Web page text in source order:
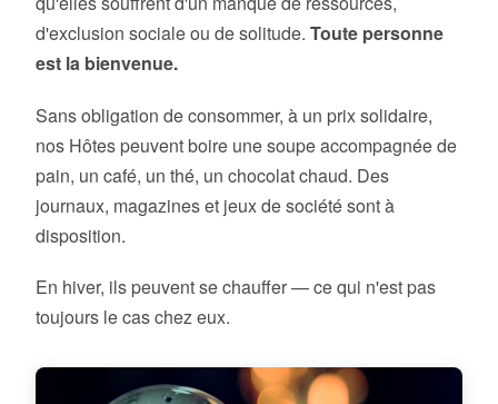
d'exclusion sociale ou de solitude. Toute personne
est la bienvenue.
Sans obligation de consommer, à un prix solidaire,
nos Hôtes peuvent boire une soupe accompagnée de
pain, un café, un thé, un chocolat chaud. Des
journaux, magazines et jeux de société sont à
disposition.
En hiver, ils peuvent se chauffer — ce qui n'est pas
toujours le cas chez eux.